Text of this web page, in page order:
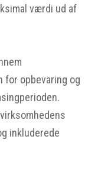
værdi ud af
for opbevaring og
inkluderede